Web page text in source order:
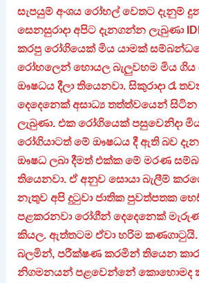
සැපයුම් අංශය රෝහල් වෙතට දැනුම්
සෙනසුරාදා අපිට දැනගන්න ලැබුණා
කරපු රෝගියෙක් මිය යාමක්
රෝහලෙන් හොයල බැලුවහම මිය ගිය
ඖෂධය දීලා තියෙනවා. සිකුරාදා රෑ
දෙදෙනෙක් අසාධ්‍ය තත්ත්වයෙන්
ලැබුණා. එක රෝගියෙක් පසුවෙනිදා
රෝගියාටත් මේ ඖෂධය දී ඇති බව
ඖෂධ ලබා දීමත් එක්ක මේ මරණ
තියෙනවා. ඒ අනුව සොයා බැලීම්
නැතුව අපි දුටුවා ජාතික පුවත්පතක
පළකරනවා රෝගීන් දෙදෙනෙක්
කියල. ඇත්තටම ඒවා හරිම
බලමින්, පරීක්ෂණ කරමින් තියෙන
නිගමනයන් පළවෙන්නේ කොහොමද